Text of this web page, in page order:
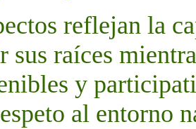
reflejan la
sus raíces
y
al entorno